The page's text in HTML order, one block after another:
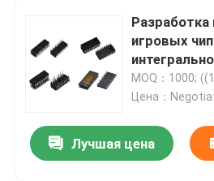
игровых
MOQ：1000;
Цена：
Лучшая цена